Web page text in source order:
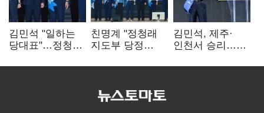
김민석 "일하는
당대표"…정청래
중요"
친명계 "정청래
지도부 당정
"신천지 오물
김민석, 제주·
인천서 승리…
탈환'(종합)